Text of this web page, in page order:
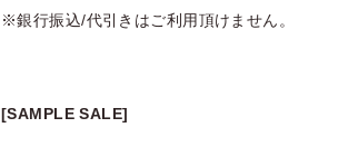
※銀行振込/代引きはご利用頂けません。
[SAMPLE SALE]